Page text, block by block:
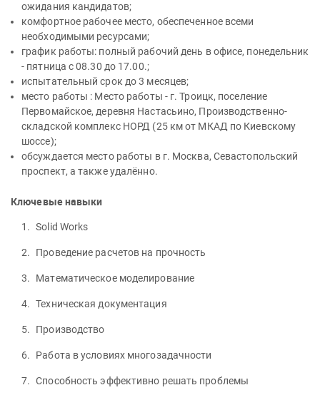
ожидания кандидатов;
комфортное рабочее место, обеспеченное всеми
необходимыми ресурсами;
график работы: полный рабочий день в офисе, понедельник
- пятница с 08.30 до 17.00.;
испытательный срок до 3 месяцев;
место работы : Место работы - г. Троицк, поселение
Первомайское, деревня Настасьино, Производственно-
складской комплекс НОРД (25 км от МКАД по Киевскому
шоссе);
обсуждается место работы в г. Москва, Севастопольский
проспект, а также удалённо.
Ключевые навыки
Solid Works
Проведение расчетов на прочность
Математическое моделирование
Техническая документация
Производство
Работа в условиях многозадачности
Способность эффективно решать проблемы